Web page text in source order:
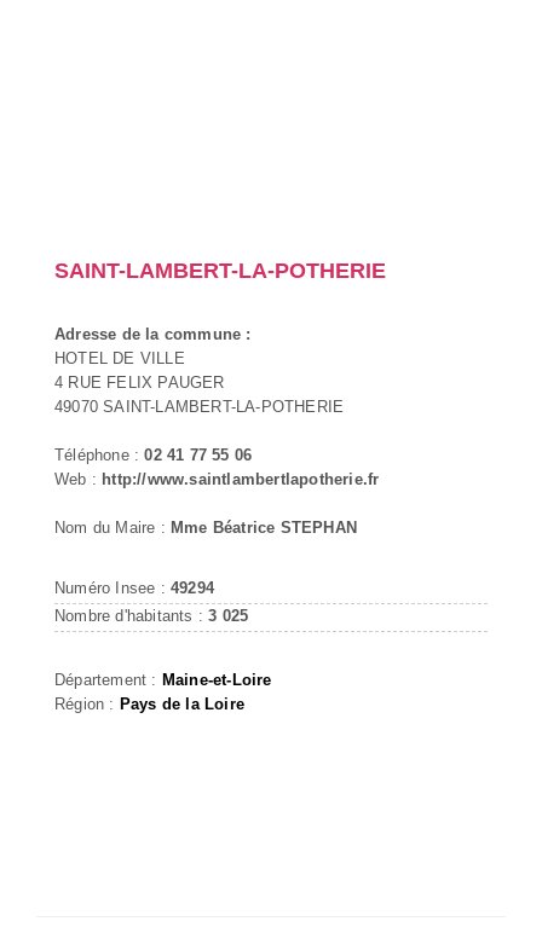
SAINT-LAMBERT-LA-POTHERIE
Adresse de la commune :
HOTEL DE VILLE
4 RUE FELIX PAUGER
49070 SAINT-LAMBERT-LA-POTHERIE
Téléphone :02 41 77 55 06
Web : http://www.saintlambertlapotherie.fr
Nom du Maire : Mme Béatrice STEPHAN
Numéro Insee : 49294
Nombre d'habitants :3 025
Département : Maine-et-Loire
Région : Pays de la Loire